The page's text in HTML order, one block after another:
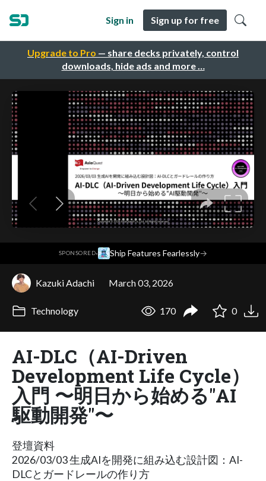
Upgrade to Pro — share decks privately, control
downloads, hide ads and more …
Sign in Sign up for free
SPONSORED· Ship Features Fearlessly→
Kazuki Adachi March 03, 2026
Technology 170 0
AI-DLC（AI-Driven
Development Life Cycle）
入門 〜明日から始める"AI
駆動開発"〜
登壇資料
2026/03/03 生成AIを開発に組み込む設計図：AI-
DLCとガードレールの作り方